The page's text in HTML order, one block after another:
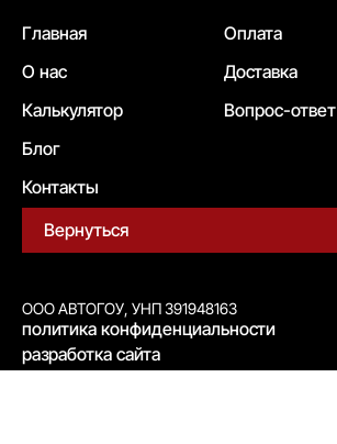
Главная
О нас
Калькулятор
Блог
Контакты
Оплата
Доставка
Вопрос-ответ
Вернуться
ООО АВТОГОУ, УНП 391948163
политика конфиденциальности
разработка сайта